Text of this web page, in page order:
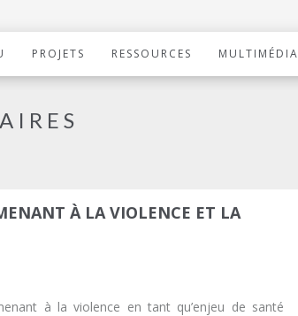
PROJETS RESSOURCES MULTIMÉDIA
À LA VIOLENCE ET LA
à la violence en tant qu’enjeu de santé